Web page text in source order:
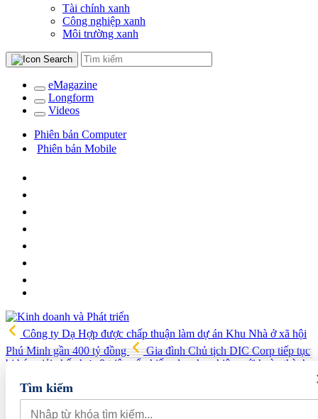
Tài chính xanh
Công nghiệp xanh
Môi trường xanh
eMagazine
Longform
Videos
Phiên bản Computer
Phiên bản Mobile
Công ty Dạ Hợp được chấp thuận làm dự án Khu Nhà ở xã hội
Phú Minh gần 400 tỷ đồng
Gia đình Chủ tịch DIC Corp tiếp tục
bị bán giải chấp hơn 8 triệu cổ phiếu, doanh nghiệp mới hoàn thành
khoảng 1/4 kế hoạch năm
quay đầu giảm sâu
Thiết lập các cơ chế, chính sách đặc thù để
thúc đẩy phát triển khu kinh tế đặc biệt
Tìm kiếm